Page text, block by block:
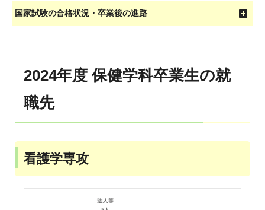
国家試験の合格状況・卒業後の進路
2024年度 保健学科卒業生の就
職先
看護学専攻